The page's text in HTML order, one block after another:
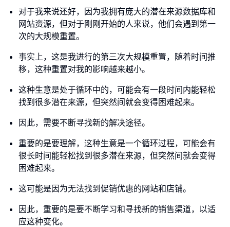
对于我来说还好，因为我拥有庞大的潜在来源数据库和
网站资源，但对于刚刚开始的人来说，他们会遇到第一
次的大规模重置。
事实上，这是我进行的第三次大规模重置，随着时间推
移，这种重置对我的影响越来越小。
这种生意是处于循环中的，可能会有一段时间内能轻松
找到很多潜在来源，但突然间就会变得困难起来。
因此，需要不断寻找新的解决途径。
重要的是要理解，这种生意是一个循环过程，可能会有
很长时间能轻松找到很多潜在来源，但突然间就会变得
困难起来。
这可能是因为无法找到促销优惠的网站和店铺。
因此，重要的是要不断学习和寻找新的销售渠道，以适
应这种变化。